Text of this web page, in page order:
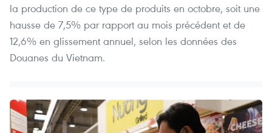
la production de ce type de produits en octobre, soit une
hausse de 7,5% par rapport au mois précédent et de
12,6% en glissement annuel, selon les données des
Douanes du Vietnam.